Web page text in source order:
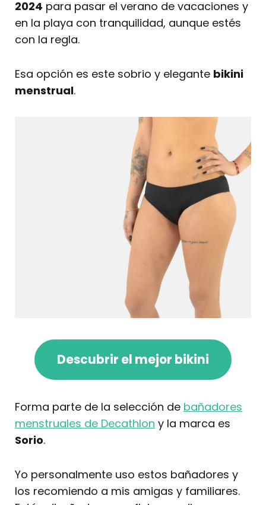
2024 para pasar el verano de vacaciones y
en la playa con tranquilidad, aunque estés
con la regla.
Esa opción es este sobrio y elegante bikini
menstrual.
Descubrir el mejor bikini
Forma parte de la selección de bañadores
menstruales de Decathlon y la marca es
Sorio.
Yo personalmente uso estos bañadores y
los recomiendo a mis amigas y familiares.